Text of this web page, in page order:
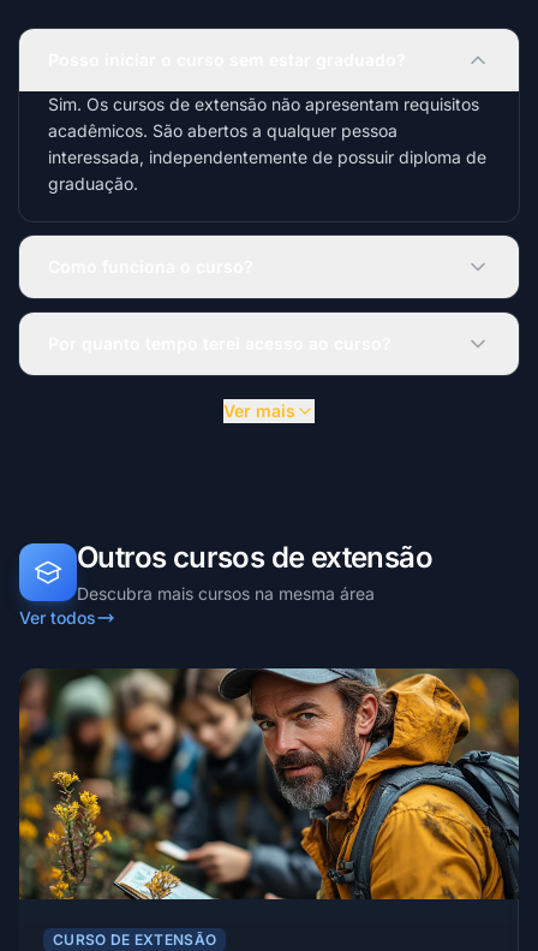
Sim. Os cursos de extensão não apresentam requisitos
acadêmicos. São abertos a qualquer pessoa
interessada, independentemente de possuir diploma de
graduação.
Ver mais
Outros cursos de extensão
Descubra mais cursos na mesma área
Ver todos
CURSO DE EXTENSÃO